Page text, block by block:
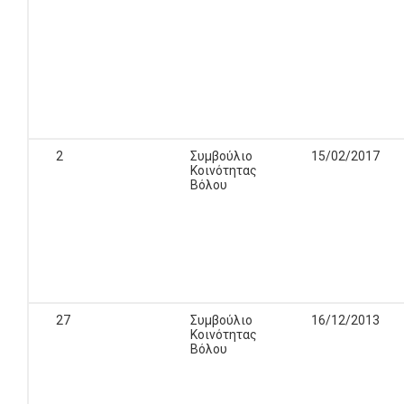
2
Συμβούλιο
Κοινότητας
Βόλου
15/02/2017
27
Συμβούλιο
Κοινότητας
Βόλου
16/12/2013